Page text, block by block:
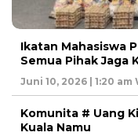
Ikatan Mahasiswa
Semua Pihak Jaga
Juni 10, 2026 | 1:20 am
Komunita # Uang
Kuala Namu